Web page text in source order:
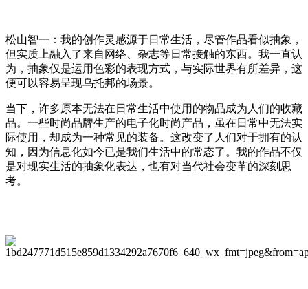
松山智一：我的创作灵感源于日常生活，尽管作品看似抽象，
但实质上融入了来自网络、杂志等日常接触的东西。 我一直认
为 ，抽象仅是运用色彩的表现方式，与实际世界有所差异， 这
便可以容易呈现乌托邦的场景。
当下 ，许多原本无法在日常生活中使用的物品成为人们的收藏
品。一些时尚品牌生产的电子化时尚产品 ，虽在日常中无法实
际使用，却成为一种常见的装备。这改变了人们对于拥有的认
知，因为信息化如今已是我们生活中的常态了 。我的作品不仅
是对现实生活的抽象化表达， 也有对当代社会变革的深刻思
考。